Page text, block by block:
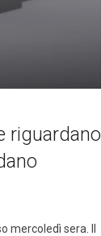
riguardano
mercoledì sera. Il